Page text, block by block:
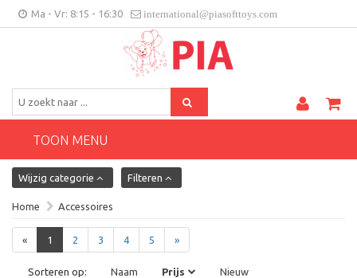
Ma - Vr: 8:15 - 16:30 international@piasofttoys.com
Klantenfeedback
BE/NL
TOON MENU
Wijzig categorie Filteren
Home Accessoires
« 1 2 3 4 5 »
Sorteren op: Naam Prijs Nieuw